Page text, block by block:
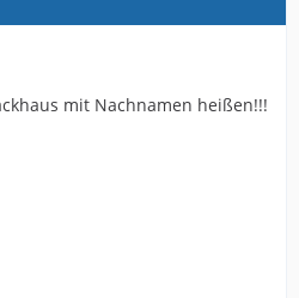
mit Nachnamen heißen!!!